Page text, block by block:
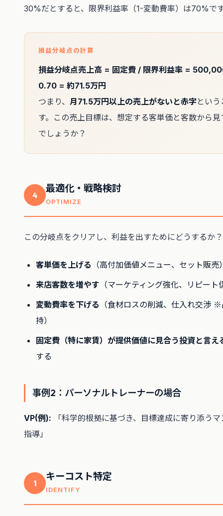
30%だとすると、限界利益率（1-変動費率）は70%で
損益分岐点の計算
損益分岐点売上高 = 固定費 / 限界利益率 =
0.70 = 約71.5万円
つまり、 月71.5万円以上の売上がないと赤字 とい
す。この売上目標は、想定する客単価と客数から
でしょうか？
4
最適化・戦略検討
OPTIMIZE
この分岐点をクリアし、利益を出すためにどうするか？
客単価を上げる （高付加価値メニュー、セット販売
来店客数を増やす （マーケティング強化、リピート
変動費率を下げる （食材ロスの削減、仕入れ交渉
持）
固定費（特に家賃）が提供価値に見合う投資と言え
する
事例2：パーソナルトレーナーの場合
VP(例): 「科学的根拠に基づき、目標達成に寄り添う
指導」
1
キーコスト特定
IDENTIFY